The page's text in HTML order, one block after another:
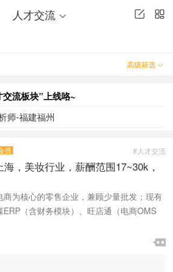
人才交流  

高级筛选 
流板块”上线咯~
师-福建福州
#人才交流
员
海，美妆行业，薪酬范围17~30k，
商为核心的零售企业，兼顾少量批发；现有
ERP（含财务模块）、旺店通（电商OMS

